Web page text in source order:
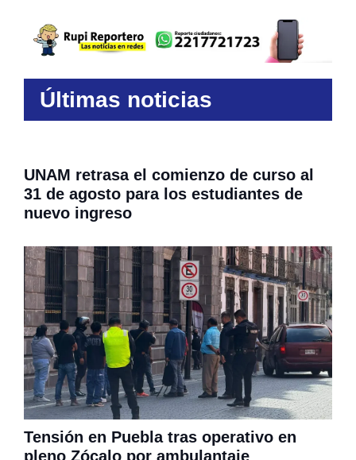
Últimas noticias
UNAM retrasa el comienzo de curso al
31 de agosto para los estudiantes de
nuevo ingreso
Tensión en Puebla tras operativo en
pleno Zócalo por ambulantaje